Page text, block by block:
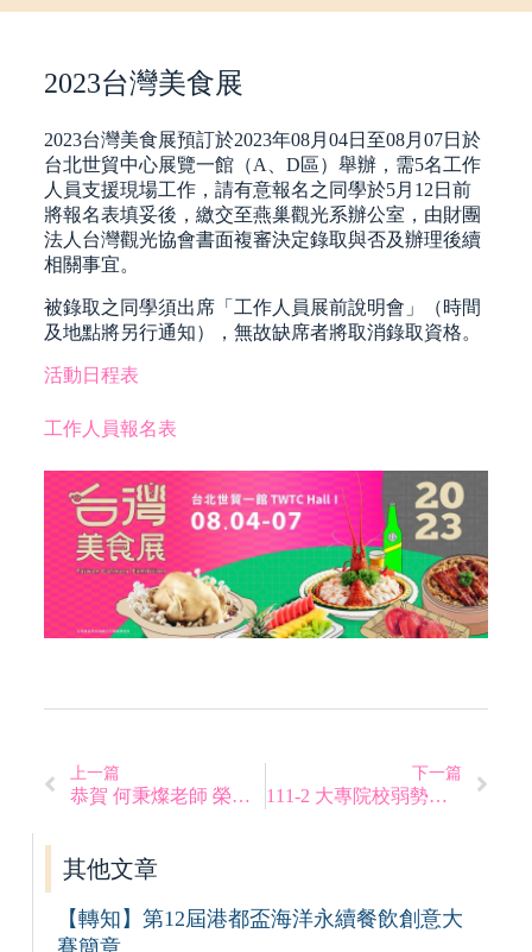
2023台灣美食展
2023台灣美食展預訂於2023年08月04日至08月07日於
台北世貿中心展覽一館（A、D區）舉辦，需5名工作
人員支援現場工作，請有意報名之同學於5月12日前
將報名表填妥後，繳交至燕巢觀光系辦公室，由財團
法人台灣觀光協會書面複審決定錄取與否及辦理後續
相關事宜。
被錄取之同學須出席「工作人員展前說明會」（時間
及地點將另行通知），無故缺席者將取消錄取資格。
活動日程表
工作人員報名表
上一篇
恭賀 何秉燦老師 榮升副教授
下一篇
111-2 大專院校弱勢學生產學攜手合作計畫助學金
其他文章
【轉知】第12屆港都盃海洋永續餐飲創意大